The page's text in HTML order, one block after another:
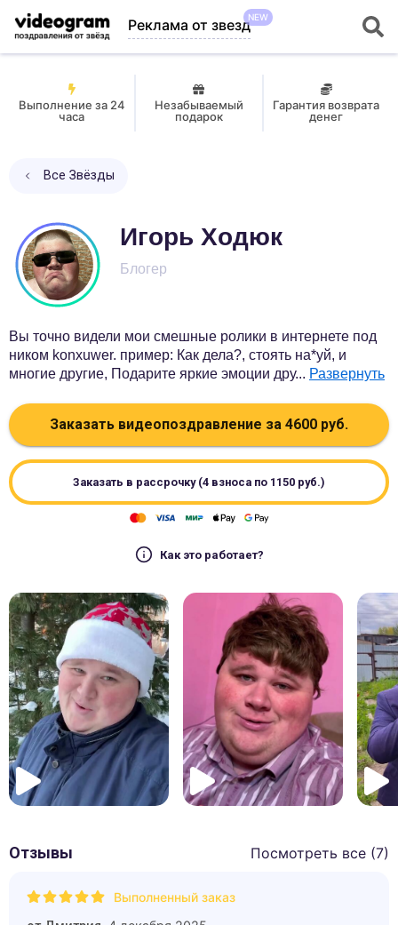
Реклама от звездNEW
Выполнение за 24
часа
Незабываемый
подарок
Гарантия возврата
денег
Все Звёзды
Игорь Ходюк
Блогер
Вы точно видели мои смешные ролики в интернете под
ником konxuwer. пример: Как дела?, стоять на*уй, и
многие другие, Подарите яркие эмоции дру... Развернуть
Заказать видеопоздравление за 4600 руб.
Заказать в рассрочку (4 взноса по 1150 руб.)
Как это работает?
Отзывы Посмотреть все (7)
Выполненный заказ